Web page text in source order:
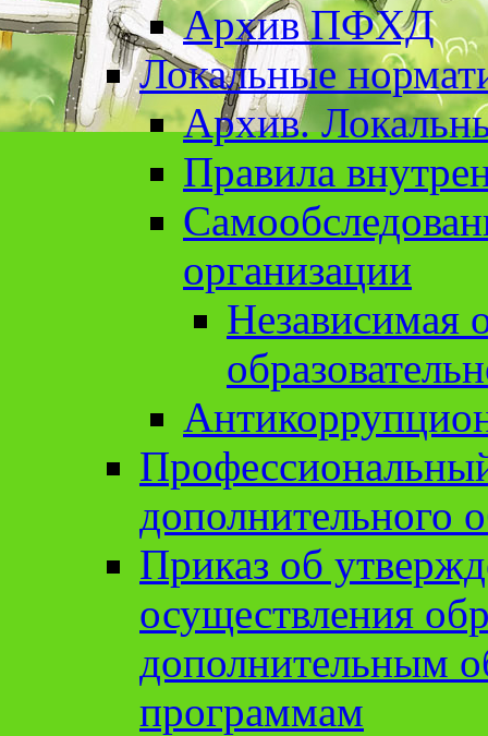
Архив ПФХД
Локальные
Архив.
Правила
организации
Независимая
дополнительного
Приказ об
осуществления
дополнительным
программам